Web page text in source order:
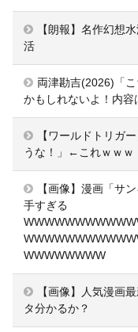
【朗報】名作幻想
活
両津勘吉(2026)「
かもしれないよ！内容
【ワールドトリガ
うな！」←これｗｗｗ
【画像】漫画「サ
手すぎる
WWWWWWWW
【画像】人気漫画
タ分かるか？